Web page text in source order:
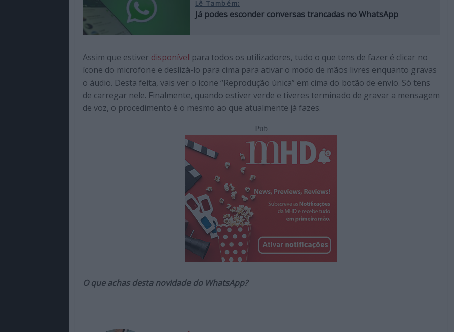
Lê Também:
Já podes esconder conversas trancadas no WhatsApp
Assim que estiver disponível para todos os utilizadores, tudo o que tens de fazer é clicar no
ícone do microfone e deslizá-lo para cima para ativar o modo de mãos livres enquanto gravas
o áudio. Desta feita, vais ver o ícone “Reprodução única” em cima do botão de envio. Só tens
de carregar nele. Finalmente, quando estiver verde e tiveres terminado de gravar a mensagem
de voz, o procedimento é o mesmo ao que atualmente já fazes.
Pub
O que achas desta novidade do WhatsApp?